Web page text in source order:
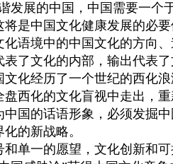
发展的中国，中国需要一个
是中国文化健康发展的必
语境中的中国文化的方向、
了文化的内部，输出代表了
化经历了一个世纪的西化
西化的文化盲视中走出，
国的话语形象，必须发掘
的新战略。
单一的愿望，文化创新和可